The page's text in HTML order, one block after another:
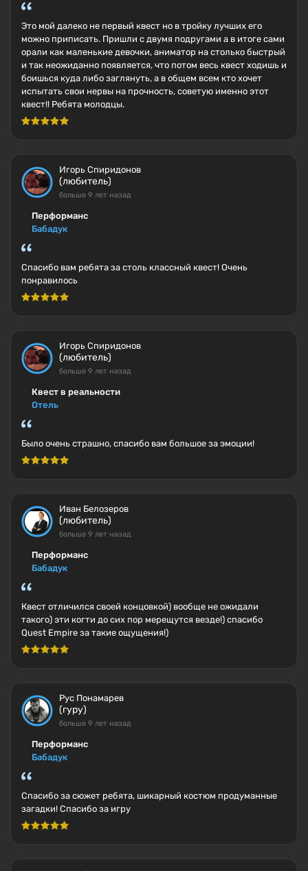
Это мой далеко не первый квест но в тройку лучших его
можно приписать. Пришли с двумя подругами а в итоге сами
орали как маленькие девочки, аниматор на столько быстрый
и так неожиданно появляется, что потом весь квест ходишь и
боишься куда либо заглянуть, а в общем всем кто хочет
испытать свои нервы на прочность, советую именно этот
квест!! Ребята молодцы.
Игорь Спиридонов
(любитель)
больше 9 лет назад
Перформанс
Бабадук
Спасибо вам ребята за столь классный квест! Очень
понравилось
Игорь Спиридонов
(любитель)
больше 9 лет назад
Квест в реальности
Отель
Было очень страшно, спасибо вам большое за эмоции!
Иван Белозеров
(любитель)
больше 9 лет назад
Перформанс
Бабадук
Квест отличился своей концовкой) вообще не ожидали
такого) эти когти до сих пор мерещутся везде!) спасибо
Quest Empire за такие ощущения!)
Рус Понамарев
(гуру)
больше 9 лет назад
Перформанс
Бабадук
Спасибо за сюжет ребята, шикарный костюм продуманные
загадки! Спасибо за игру